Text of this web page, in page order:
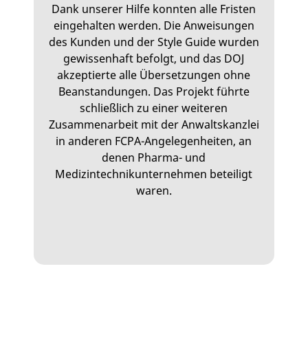
Dank unserer Hilfe konnten alle Fristen
eingehalten werden. Die Anweisungen
des Kunden und der Style Guide wurden
gewissenhaft befolgt, und das DOJ
akzeptierte alle Übersetzungen ohne
Beanstandungen. Das Projekt führte
schließlich zu einer weiteren
Zusammenarbeit mit der Anwaltskanzlei
in anderen FCPA-Angelegenheiten, an
denen Pharma- und
Medizintechnikunternehmen beteiligt
waren.